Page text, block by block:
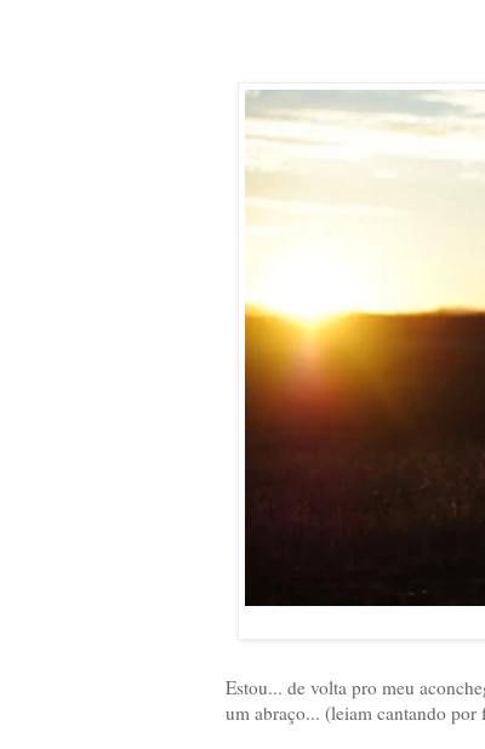
Estou... de volta pro meu
um abraço... (leiam cantando